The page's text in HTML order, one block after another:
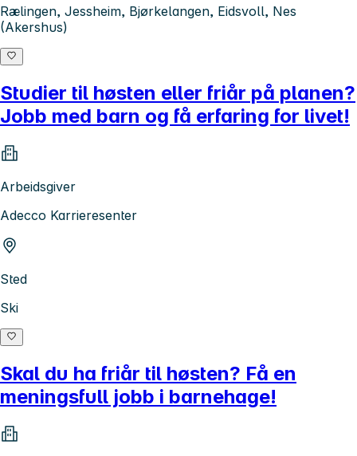
Rælingen, Jessheim, Bjørkelangen, Eidsvoll, Nes
(Akershus)
Studier til høsten eller friår på planen?
Jobb med barn og få erfaring for livet!
Arbeidsgiver
Adecco Karrieresenter
Sted
Ski
Skal du ha friår til høsten? Få en
meningsfull jobb i barnehage!